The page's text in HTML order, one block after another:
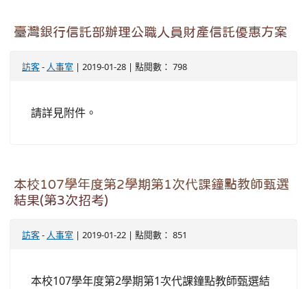
臺灣銀行信託部辦理公職人員財產信託優惠方案
訪客- 人事室 | 2019-01-28 | 點閱數： 798
請詳見附件。
本校107學年度第2學期第1次代課鐘點教師甄選
結果(第3次招考)
訪客- 人事室 | 2019-01-22 | 點閱數： 851
本校107學年度第2學期第1次代課鐘點教師甄選結